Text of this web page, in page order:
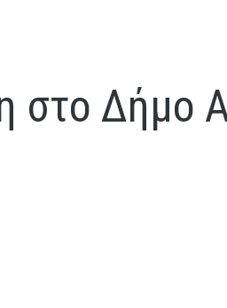
στο Δήμο